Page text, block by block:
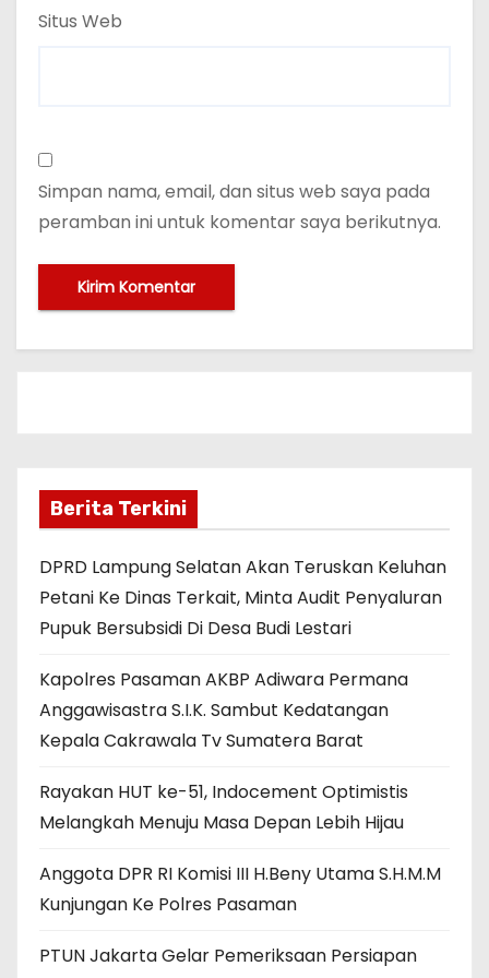
Situs Web
Simpan nama, email, dan situs web saya pada
peramban ini untuk komentar saya berikutnya.
Berita Terkini
DPRD Lampung Selatan Akan Teruskan Keluhan
Petani Ke Dinas Terkait, Minta Audit Penyaluran
Pupuk Bersubsidi Di Desa Budi Lestari
Kapolres Pasaman AKBP Adiwara Permana
Anggawisastra S.I.K. Sambut Kedatangan
Kepala Cakrawala Tv Sumatera Barat
Rayakan HUT ke-51, Indocement Optimistis
Melangkah Menuju Masa Depan Lebih Hijau
Anggota DPR RI Komisi III H.Beny Utama S.H.M.M
Kunjungan Ke Polres Pasaman
PTUN Jakarta Gelar Pemeriksaan Persiapan